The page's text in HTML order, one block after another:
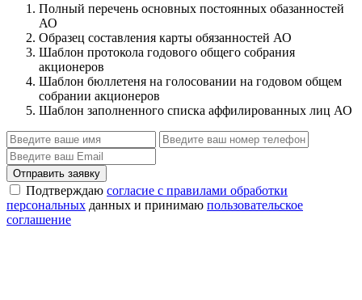
Полный перечень основных постоянных обазанностей
АО
Образец составления карты обязанностей АО
Шаблон протокола годового общего собрания
акционеров
Шаблон бюллетеня на голосовании на годовом общем
собрании акционеров
Шаблон заполненного списка аффилированных лиц АО
Отправить заявку
Подтверждаю согласие с правилами обработки
персональных данных и принимаю пользовательское
соглашение